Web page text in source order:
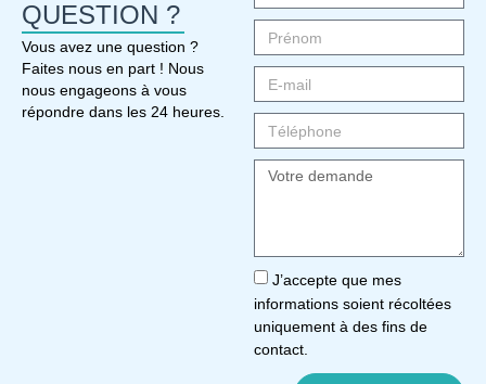
QUESTION ?
Vous avez une question ?
Faites nous en part ! Nous
nous engageons à vous
répondre dans les 24 heures.
J’accepte que mes
informations soient récoltées
uniquement à des fins de
contact.